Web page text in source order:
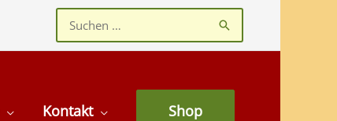
Suchen
Kontakt Shop